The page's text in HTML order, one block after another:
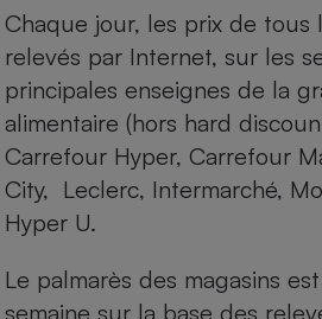
Chaque jour, les prix de tous
relevés par Internet, sur les
principales enseignes de la
alimentaire (hors hard
Carrefour Hyper, Carrefour
City, Leclerc, Intermarché,
Hyper U.
Le palmarès des magasins
semaine sur la base des